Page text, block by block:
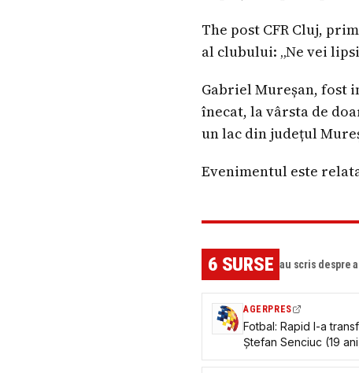
The post CFR Cluj,
al clubului: „Ne vei
Gabriel Mureșan, fost
înecat, la vârsta de
un lac din județul
Evenimentul este
6SURSE au scris despre
AGERPRES
Fotbal: Rapid l-a
Ștefan Senciuc (19